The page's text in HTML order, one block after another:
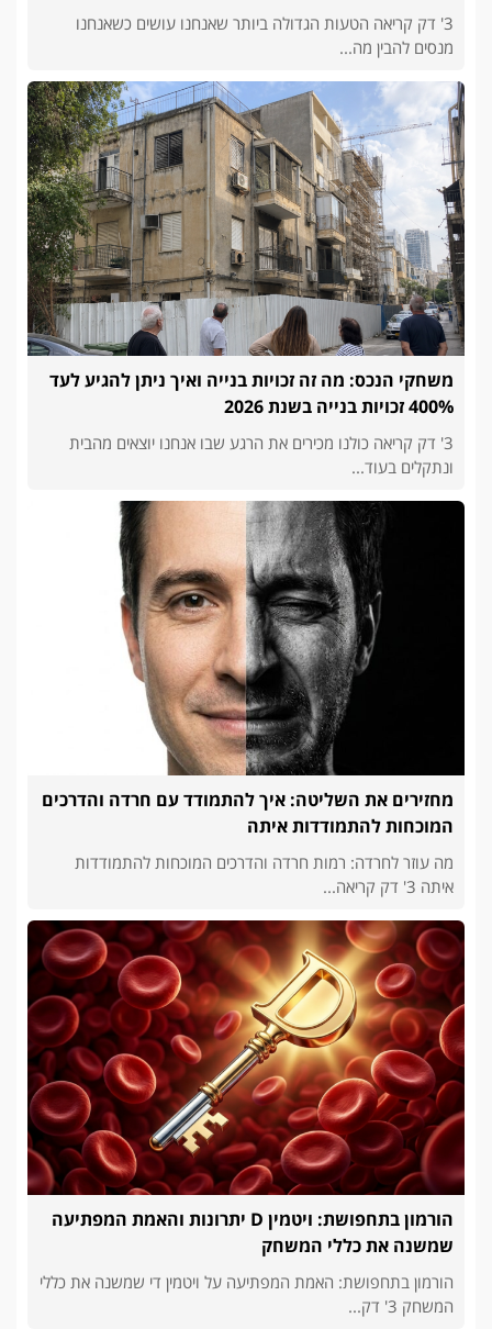
3' דק קריאה הטעות הגדולה ביותר שאנחנו עושים כשאנחנו
מנסים להבין מה...
משחקי הנכס: מה זה זכויות בנייה ואיך ניתן להגיע לעד
400% זכויות בנייה בשנת 2026
3' דק קריאה כולנו מכירים את הרגע שבו אנחנו יוצאים מהבית
ונתקלים בעוד...
מחזירים את השליטה: איך להתמודד עם חרדה והדרכים
המוכחות להתמודדות איתה
מה עוזר לחרדה: רמות חרדה והדרכים המוכחות להתמודדות
איתה 3' דק קריאה...
הורמון בתחפושת: ויטמין D יתרונות והאמת המפתיעה
שמשנה את כללי המשחק
הורמון בתחפושת: האמת המפתיעה על ויטמין די שמשנה את כללי
המשחק 3' דק...